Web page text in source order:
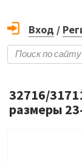
Вход /
32716/
размеры